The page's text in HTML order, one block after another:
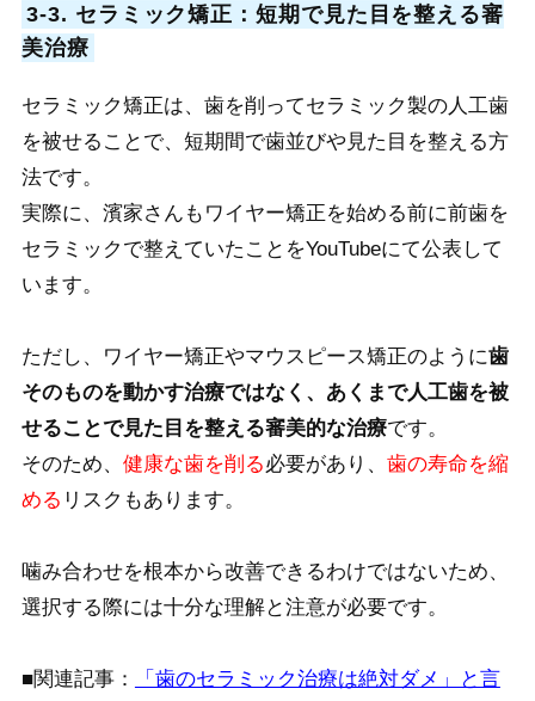
3-3. セラミック矯正：短期で見た目を整える審
美治療
セラミック矯正は、歯を削ってセラミック製の人工歯
を被せることで、短期間で歯並びや見た目を整える方
法です。
実際に、濱家さんもワイヤー矯正を始める前に前歯を
セラミックで整えていたことをYouTubeにて公表して
います。
ただし、ワイヤー矯正やマウスピース矯正のように歯
そのものを動かす治療ではなく、あくまで人工歯を被
せることで見た目を整える審美的な治療です。
そのため、 健康な歯を削る必要があり、 歯の寿命を縮
める リスクもあります。
噛み合わせを根本から改善できるわけではないため、
選択する際には十分な理解と注意が必要です。
■関連記事：
「歯のセラミック治療は絶対ダメ」と言